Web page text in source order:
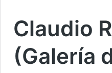
Claudio
(Galería